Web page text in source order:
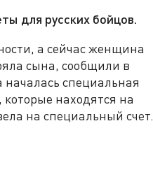
для русских бойцов.
а сейчас женщина
сына, сообщили в
специальная
находятся на
на специальный счет.